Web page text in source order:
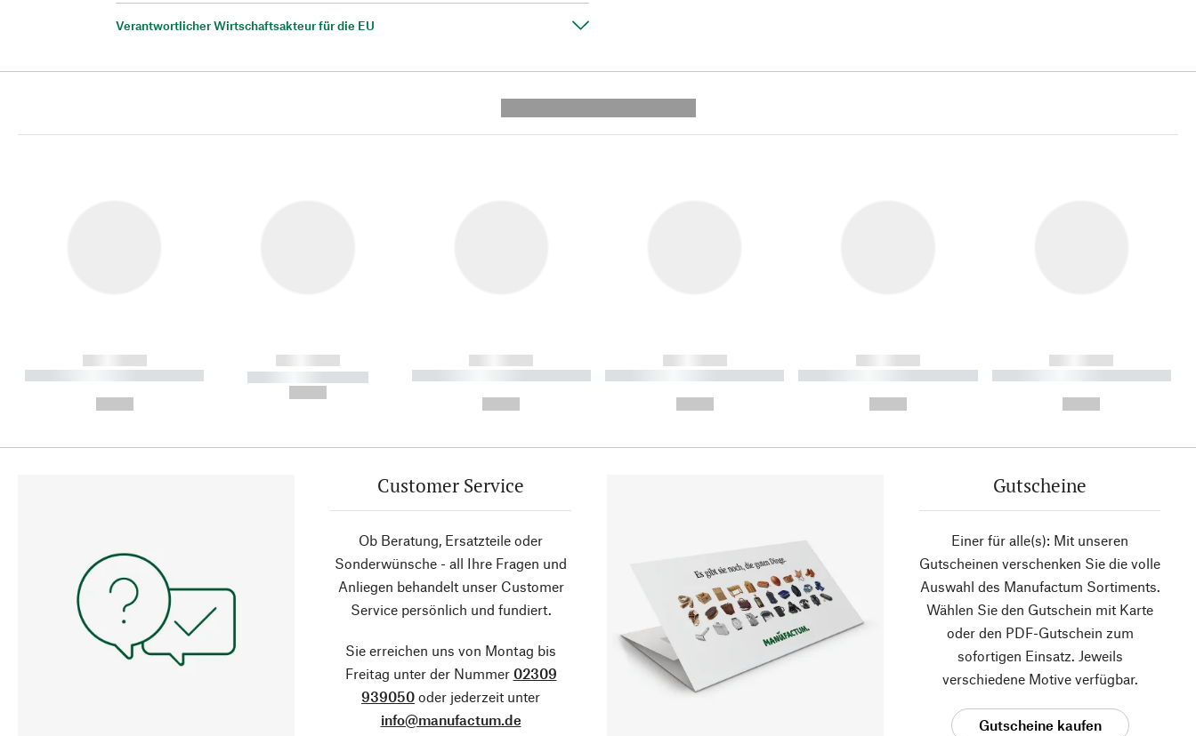
Verantwortlicher Wirtschaftsakteur für die EU
------------
----------- ----------- ----------
------------
----------- -----------
------------
----------- ----------- ----------
------------
----------- ----------- ----------
------------
----------- ----------- ----------
------------
----------- ----------- ----------
Customer Service
Ob Beratung, Ersatzteile oder
Sonderwünsche - all Ihre Fragen und
Anliegen behandelt unser Customer
Service persönlich und fundiert.
Sie erreichen uns von Montag bis
Freitag unter der Nummer 02309
939050 oder jederzeit unter
info@manufactum.de
Gutscheine
Einer für alle(s): Mit unseren
Gutscheinen verschenken Sie die volle
Auswahl des Manufactum Sortiments.
Wählen Sie den Gutschein mit Karte
oder den PDF-Gutschein zum
sofortigen Einsatz. Jeweils
verschiedene Motive verfügbar.
Gutscheine kaufen